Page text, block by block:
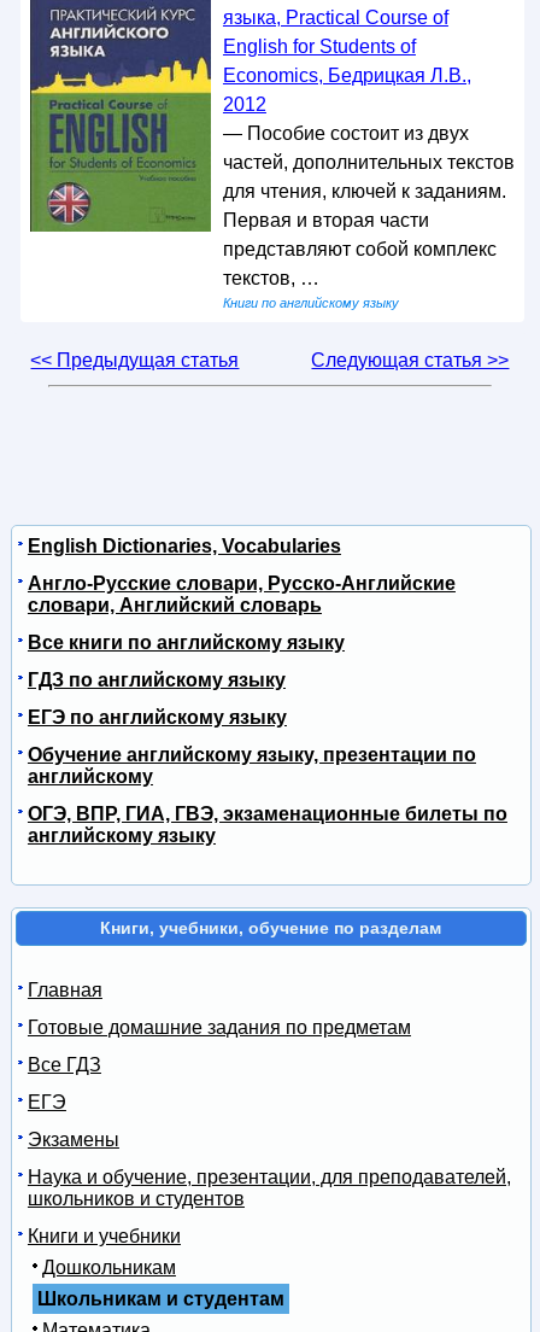
языка, Practical Course of
English for Students of
Economics, Бедрицкая Л.В.,
2012
— Пособие состоит из двух
частей, дополнительных текстов
для чтения, ключей к заданиям.
Первая и вторая части
представляют собой комплекс
текстов, …
Книги по английскому языку
<< Предыдущая статья Следующая статья >>
English Dictionaries, Vocabularies
Англо-Русские словари, Русско-Английские
словари, Английский словарь
Все книги по английскому языку
ГДЗ по английскому языку
ЕГЭ по английскому языку
Обучение английскому языку, презентации по
английскому
ОГЭ, ВПР, ГИА, ГВЭ, экзаменационные билеты по
английскому языку
Книги, учебники, обучение по разделам
Главная
Готовые домашние задания по предметам
Все ГДЗ
ЕГЭ
Экзамены
Наука и обучение, презентации, для преподавателей,
школьников и студентов
Книги и учебники
Дошкольникам
Школьникам и студентам